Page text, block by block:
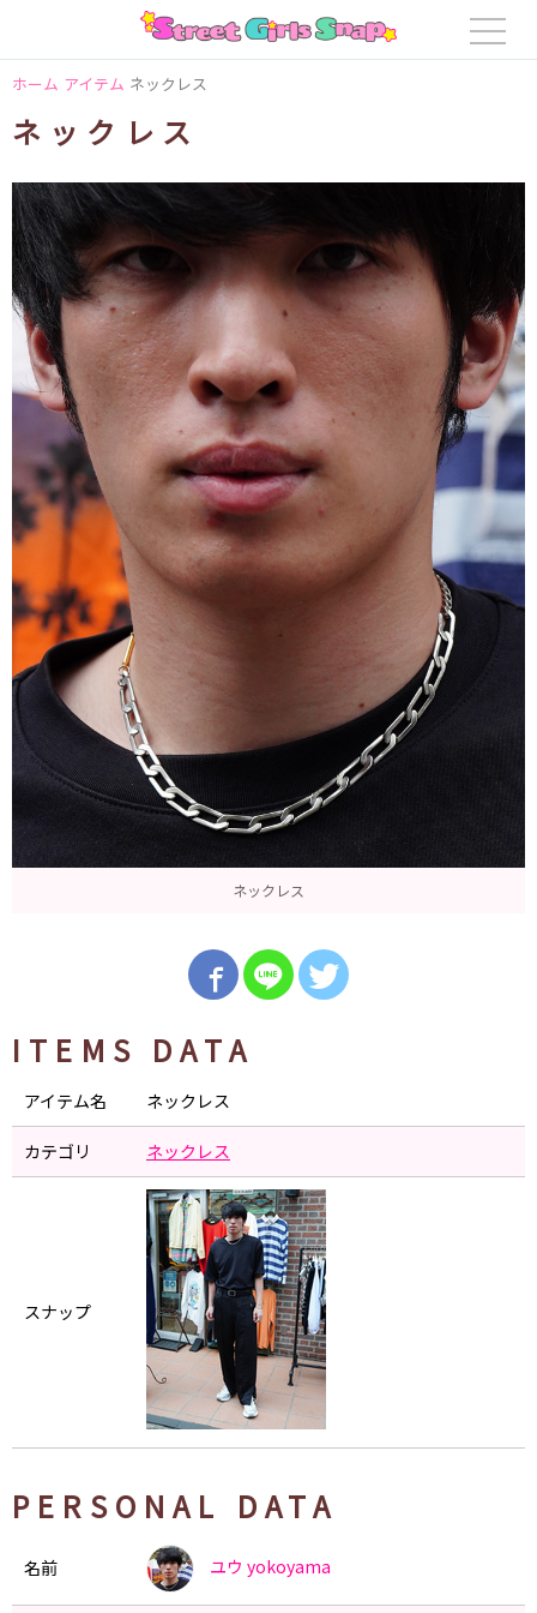
ホーム アイテム ネックレス
ネックレス
ネックレス
ITEMS DATA
アイテム名 ネックレス
カテゴリ ネックレス
スナップ
PERSONAL DATA
名前 ユウ yokoyama